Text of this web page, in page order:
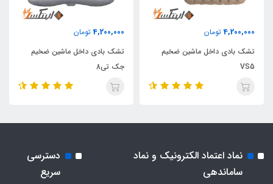
4,200,000 تومان
تشک بادی داخل ماشین ضخیم
VS5
4,200,000 تومان
تشک بادی داخل ماشین ضخیم
جک تی8
نماد اعتماد الکترونیک و نماد
ساماندهی
دسترسی
سریع